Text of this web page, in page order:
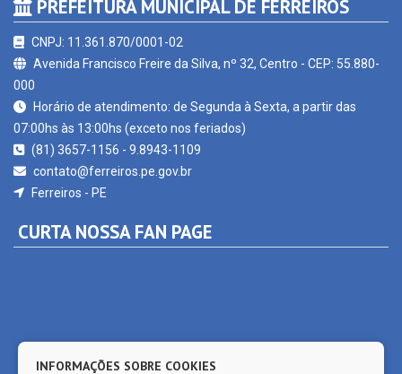
CNPJ: 11.361.870/0001-02
000
Horário de atendimento: de Segunda à Sexta, a partir das
contato@ferreiros.pe.gov.br
Ferreiros - PE
CURTA NOSSA FAN PAGE
INFORMAÇÕES SOBRE COOKIES